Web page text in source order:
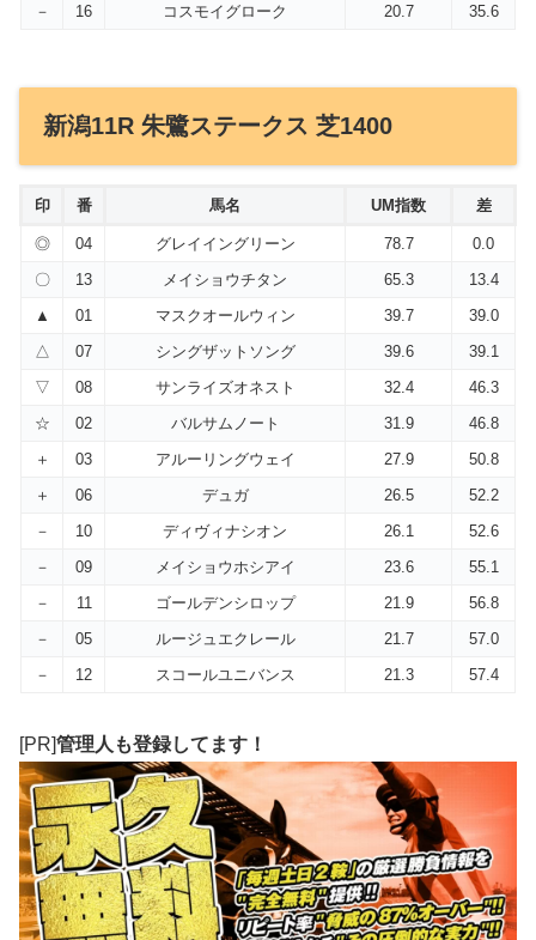
－
16 コスモイグローク 20.7 35.6
新潟11R 朱鷺ステークス 芝1400
印 番 馬名 UM指数 差
◎ 04 グレイイングリーン 78.7
0.0
〇
13 メイショウチタン 65.3
13.4
▲
01 マスクオールウィン 39.7
39.0
△
07 シングザットソング 39.6
39.1
▽
08 サンライズオネスト 32.4
46.3
☆
02 バルサムノート 31.9
46.8
＋
03 アルーリングウェイ 27.9
50.8
＋
06 デュガ 26.5
52.2
－
10 ディヴィナシオン 26.1
52.6
－
09 メイショウホシアイ 23.6
55.1
－
11 ゴールデンシロップ 21.9
56.8
－
05 ルージュエクレール 21.7
57.0
－
12 スコールユニバンス 21.3 57.4
[PR]管理人も登録してます！